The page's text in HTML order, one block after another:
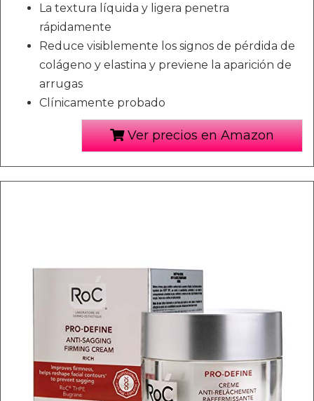
La textura líquida y ligera penetra
rápidamente
Reduce visiblemente los signos de pérdida de
colágeno y elastina y previene la aparición de
arrugas
Clínicamente probado
Ver precios en Amazon